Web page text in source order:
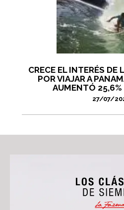
CRECE EL INTERÉS DE
POR VIAJAR A
AUMENTÓ 25,6%
27/07/